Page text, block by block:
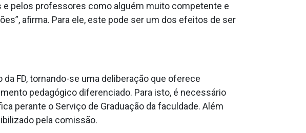
pelos professores como alguém muito competente e
afirma. Para ele, este pode ser um dos efeitos de ser
FD, tornando-se uma deliberação que oferece
pedagógico diferenciado. Para isto, é necessário
perante o Serviço de Graduação da faculdade. Além
pela comissão.